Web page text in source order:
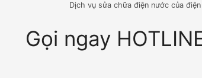
Dịch vụ sửa chữa điện nước của
Gọi ngay